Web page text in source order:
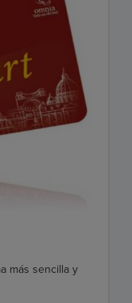
más sencilla y